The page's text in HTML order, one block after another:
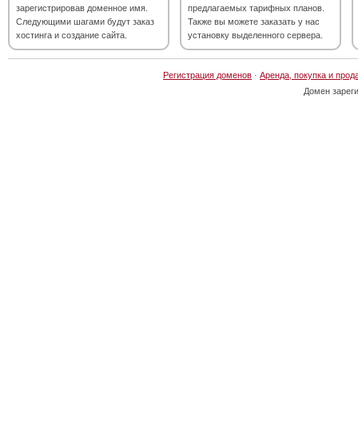
зарегистрировав доменное имя.
Следующими шагами будут заказ
хостинга и создание сайта.
предлагаемых тарифных планов.
Также вы можете заказать у нас
установку выделенного сервера.
Регистрация доменов · Аренда, покупка и
Домен